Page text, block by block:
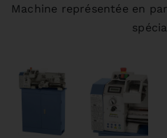
Machine représentée en